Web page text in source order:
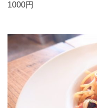
1000円